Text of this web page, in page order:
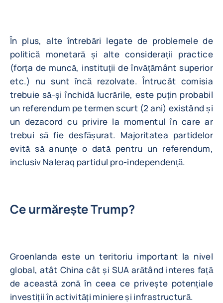
În plus, alte întrebări legate de problemele de
politică monetară și alte considerații practice
(forța de muncă, instituții de învățământ superior
etc.) nu sunt încă rezolvate. Întrucât comisia
trebuie să-și închidă lucrările, este puțin probabil
un referendum pe termen scurt (2 ani) existând și
un dezacord cu privire la momentul în care ar
trebui să fie desfășurat. Majoritatea partidelor
evită să anunțe o dată pentru un referendum,
inclusiv Naleraq partidul pro-independență.
Ce urmărește Trump?
Groenlanda este un teritoriu important la nivel
global, atât China cât și SUA arătând interes față
de această zonă în ceea ce privește potențiale
investiții în activități miniere și infrastructură.